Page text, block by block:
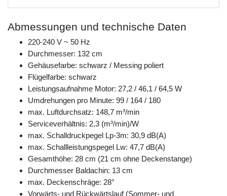
Abmessungen und technische Daten
220-240 V ~ 50 Hz
Durchmesser: 132 cm
Gehäusefarbe: schwarz / Messing poliert
Flügelfarbe: schwarz
Leistungsaufnahme Motor: 27,2 / 46,1 / 64,5 W
Umdrehungen pro Minute: 99 / 164 / 180
max. Luftdurchsatz: 148,7 m³/min
Serviceverhältnis: 2,3 (m³/min)/W
max. Schalldruckpegel Lp-3m: 30,9 dB(A)
max. Schallleistungspegel Lw: 47,7 dB(A)
Gesamthöhe: 28 cm (21 cm ohne Deckenstange)
Durchmesser Baldachin: 13 cm
max. Deckenschräge: 28°
Vorwärts- und Rückwärtslauf (Sommer- und